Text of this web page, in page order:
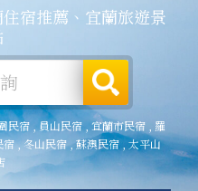
宿推薦、宜蘭旅遊景
民宿 員山民宿 宜蘭市民宿
羅
宿,冬山民宿,蘇澳民宿, 太平山